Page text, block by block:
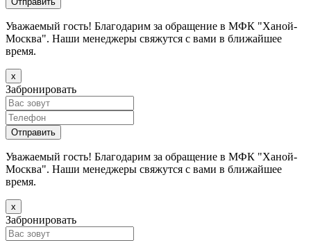
Уважаемый гость! Благодарим за обращение в МФК "Ханой-
Москва". Наши менеджеры свяжутся с вами в ближайшее
время.
х
Забронировать
Уважаемый гость! Благодарим за обращение в МФК "Ханой-
Москва". Наши менеджеры свяжутся с вами в ближайшее
время.
х
Забронировать